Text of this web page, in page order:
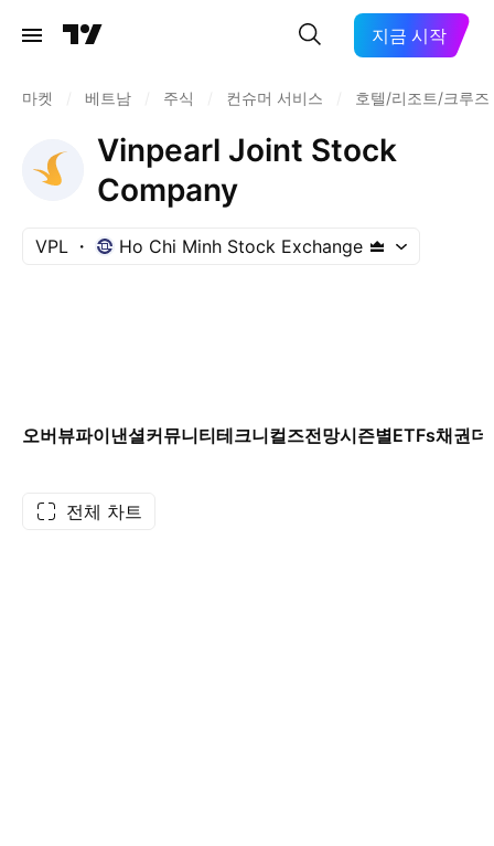
지금 시작
마켓 베트남 주식 컨슈머 서비스 호텔/리조트/크루즈
Vinpearl Joint Stock
Company
VPL Ho Chi Minh Stock Exchange
오버뷰파이낸셜커뮤니티테크니컬즈전망시즌별ETFs채권더
전체 차트